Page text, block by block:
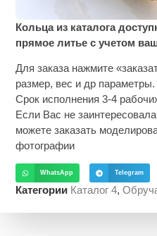
Кольца из каталога
прямое литье с учетом
Для заказа нажмите
размер, вес и др параметры.
Срок исполнения 3-4
Если Вас не
можете заказать
фотографии
WhatsApp Telegram
Категории Каталог 4,